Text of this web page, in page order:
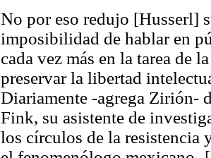
No por eso redujo [Husserl]
imposibilidad de hablar en
cada vez más en la tarea de
preservar la libertad
Diariamente -agrega Zirión-
Fink, su asistente de
los círculos de la resistencia